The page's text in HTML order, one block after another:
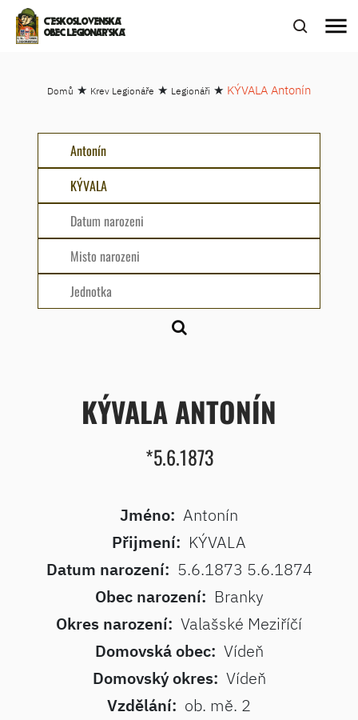
ČESKOSLOVENSKÁ
OBEC LEGIONÁŘSKÁ
menu
Domů ★ Krev Legionáře ★ Legionáři ★ KÝVALA Antonín
KÝVALA ANTONÍN
*5.6.1873
Jméno: Antonín
Přijmení: KÝVALA
Datum narození: 5.6.1873 5.6.1874
Obec narození: Branky
Okres narození: Valašské Meziříčí
Domovská obec: Vídeň
Domovský okres: Vídeň
Vzdělání: ob. mě. 2